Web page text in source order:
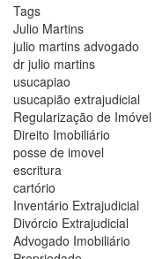
Tags
Julio Martins
julio martins advogado
dr julio martins
usucapiao
usucapião extrajudicial
Regularização de Imóvel
Direito Imobiliário
posse de imovel
escritura
cartório
Inventário Extrajudicial
Divórcio Extrajudicial
Advogado Imobiliário